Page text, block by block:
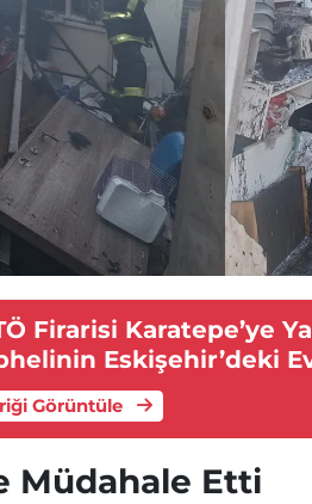
Firarisi Karatepe’ye
Eskişehir’deki
Görüntüle
Müdahale Etti